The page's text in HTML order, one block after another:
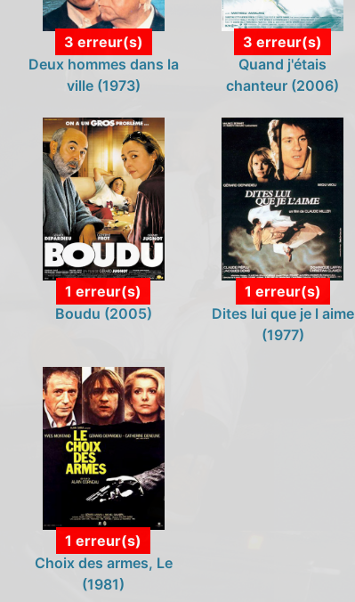
3 erreur(s)
Deux hommes dans la
ville (1973)
3 erreur(s)
Quand j'étais
chanteur (2006)
1 erreur(s)
Boudu (2005)
1 erreur(s)
Dites lui que je l aime
(1977)
1 erreur(s)
Choix des armes, Le
(1981)